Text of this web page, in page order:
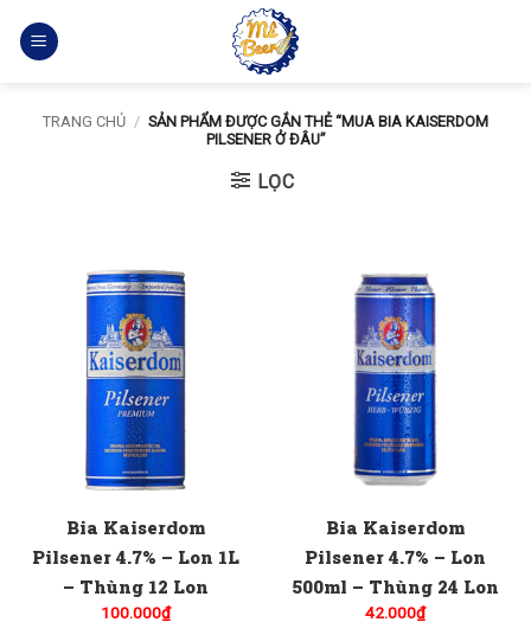
qua
TRANG CHỦ / SẢN PHẨM ĐƯỢC GẮN THẺ “MUA BIA KAISERDOM
PILSENER Ở ĐÂU”
LỌC
Bia Kaiserdom
Pilsener 4.7% – Lon 1L
– Thùng 12 Lon
100.000₫
Bia Kaiserdom
Pilsener 4.7% – Lon
500ml – Thùng 24 Lon
42.000₫